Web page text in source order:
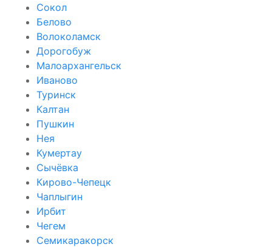
Сокол
Белово
Волоколамск
Дорогобуж
Малоархангельск
Иваново
Туринск
Калтан
Пушкин
Нея
Кумертау
Сычёвка
Кирово-Чепецк
Чаплыгин
Ирбит
Чегем
Семикаракорск